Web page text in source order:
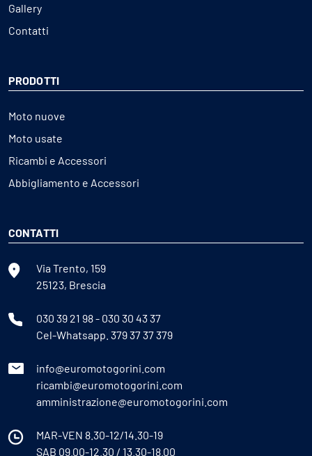
Gallery
Contatti
PRODOTTI
Moto nuove
Moto usate
Ricambi e Accessori
Abbigliamento e Accessori
CONTATTI
Via Trento, 159
25123, Brescia
030 39 21 98- 030 30 43 37
Cel-Whatsapp. 379 37 37 379
info@euromotogorini.com
ricambi@euromotogorini.com
amministrazione@euromotogorini.com
MAR-VEN 8.30-12/14.30-19
SAB 09.00-12.30 / 13.30-18.00